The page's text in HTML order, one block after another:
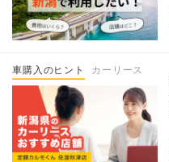
車購入のヒント カーリース